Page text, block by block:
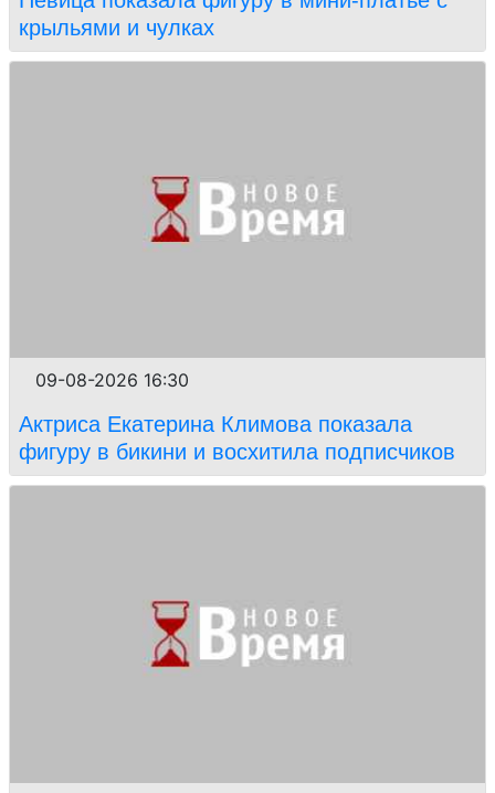
крыльями и чулках
09-08-2026 16:30
Актриса Екатерина Климова показала
фигуру в бикини и восхитила подписчиков